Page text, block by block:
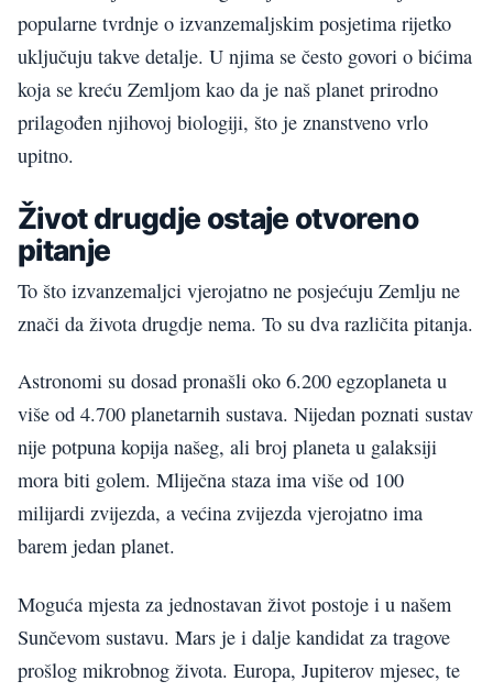
popularne tvrdnje o izvanzemaljskim posjetima rijetko
uključuju takve detalje. U njima se često govori o bićima
koja se kreću Zemljom kao da je naš planet prirodno
prilagođen njihovoj biologiji, što je znanstveno vrlo
upitno.
Život drugdje ostaje otvoreno
pitanje
To što izvanzemaljci vjerojatno ne posjećuju Zemlju ne
znači da života drugdje nema. To su dva različita pitanja.
Astronomi su dosad pronašli oko 6.200 egzoplaneta u
više od 4.700 planetarnih sustava. Nijedan poznati sustav
nije potpuna kopija našeg, ali broj planeta u galaksiji
mora biti golem. Mliječna staza ima više od 100
milijardi zvijezda, a većina zvijezda vjerojatno ima
barem jedan planet.
Moguća mjesta za jednostavan život postoje i u našem
Sunčevom sustavu. Mars je i dalje kandidat za tragove
prošlog mikrobnog života. Europa, Jupiterov mjesec, te